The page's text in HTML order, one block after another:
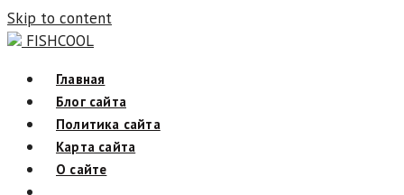
Skip to content
FISHCOOL
Главная
Блог сайта
Политика сайта
Карта сайта
О сайте